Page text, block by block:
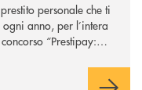
personale che ti
anno, per l’intera
“Prestipay: la